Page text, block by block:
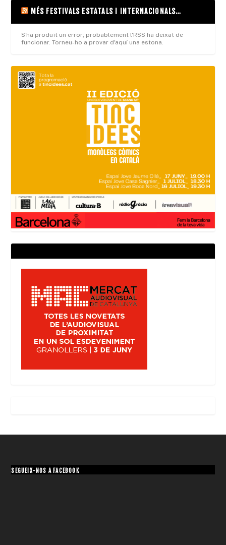
MÉS FESTIVALS ESTATALS I INTERNACIONALS…
S'ha produït un error; probablement l'RSS ha deixat de
funcionar. Torneu-ho a provar d'aquí una estona.
SEGUEIX-NOS A FACEBOOK